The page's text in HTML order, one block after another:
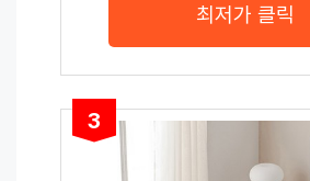
최저가 클릭
3